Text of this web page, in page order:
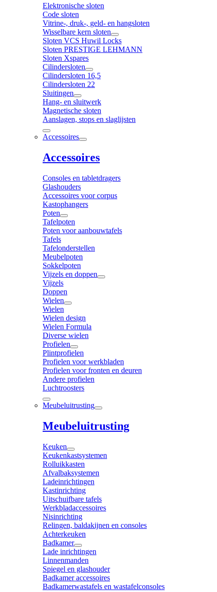
Elektronische sloten
Code sloten
Vitrine-, druk-, geld- en hangsloten
Wisselbare kern sloten
Sloten VCS Huwil Locks
Sloten PRESTIGE LEHMANN
Sloten Xspares
Cilindersloten
Cilindersloten 16,5
Cilindersloten 22
Sluitingen
Hang- en sluitwerk
Magnetische sloten
Aanslagen, stops en slaglijsten
Accessoires
Accessoires
Consoles en tabletdragers
Glashouders
Accessoires voor corpus
Kastophangers
Poten
Tafelpoten
Poten voor aanbouwtafels
Tafels
Tafelonderstellen
Meubelpoten
Sokkelpoten
Vijzels en doppen
Vijzels
Doppen
Wielen
Wielen
Wielen design
Wielen Formula
Diverse wielen
Profielen
Plintprofielen
Profielen voor werkbladen
Profielen voor fronten en deuren
Andere profielen
Luchtroosters
Meubeluitrusting
Meubeluitrusting
Keuken
Keukenkastsystemen
Rolluikkasten
Afvalbaksystemen
Ladeinrichtingen
Kastinrichting
Uitschuifbare tafels
Werkbladaccessoires
Nisinrichting
Relingen, baldakijnen en consoles
Achterkeuken
Badkamer
Lade inrichtingen
Linnenmanden
Spiegel en glashouder
Badkamer accessoires
Badkamerwastafels en wastafelconsoles